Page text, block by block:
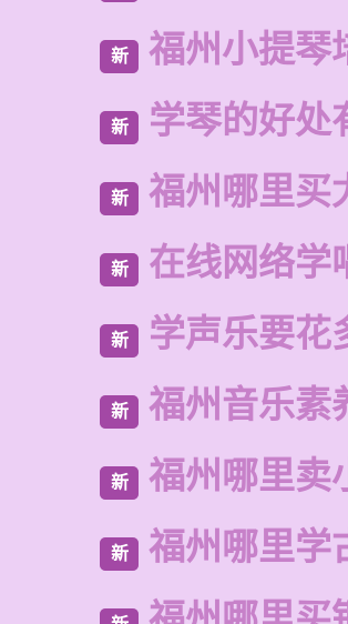
新 福州小提琴
新 学琴的好处
新 福州哪里买
新 在线网络学
新 学声乐要花
新 福州音乐素
新 福州哪里卖
新 福州哪里学